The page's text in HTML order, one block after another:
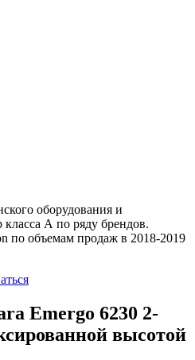
оборудования и
А по ряду брендов.
по объемам продаж в 2018-2019
Emergo 6230 2-
высотой